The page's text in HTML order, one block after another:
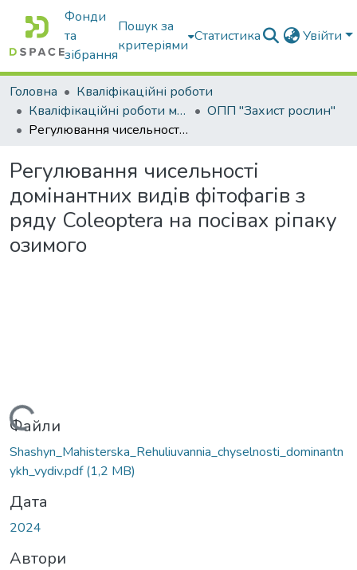
Фонди
та
зібрання
Пошук за
критеріями
Статистика Увійти
Головна
Кваліфікаційні роботи
Кваліфікаційні роботи магістрів
ОПП "Захист рослин"
Регулювання чисельності домінантних видів фітофагів з ряду Coleoptera на посівах ріпаку озимого
Регулювання чисельності
домінантних видів фітофагів з
ряду Coleoptera на посівах ріпаку
озимого
Вантажиться...
Файли
Shashyn_Mahisterska_Rehuliuvannia_chyselnosti_dominantn
ykh_vydiv.pdf(1,2 MB)
Дата
2024
Автори